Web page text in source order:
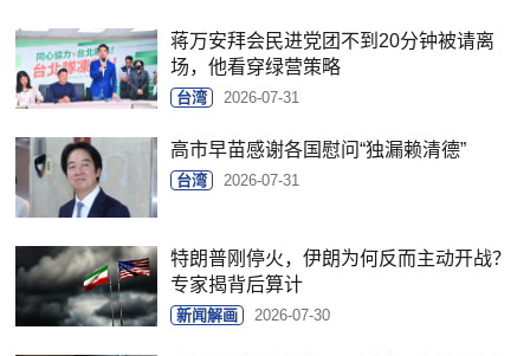
蒋万安拜会民进党团不到20分钟被请离
场，他看穿绿营策略
台湾 2026-07-31
高市早苗感谢各国慰问“独漏赖清德”
台湾 2026-07-31
特朗普刚停火，伊朗为何反而主动开战？
专家揭背后算计
新闻解画 2026-07-30